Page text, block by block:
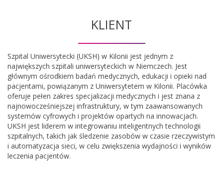
KLIENT
Szpital Uniwersytecki (UKSH) w Kilonii jest jednym z
największych szpitali uniwersyteckich w Niemczech. Jest
głównym ośrodkiem badań medycznych, edukacji i opieki nad
pacjentami, powiązanym z Uniwersytetem w Kilonii. Placówka
oferuje pełen zakres specjalizacji medycznych i jest znana z
najnowocześniejszej infrastruktury, w tym zaawansowanych
systemów cyfrowych i projektów opartych na innowacjach.
UKSH jest liderem w integrowaniu inteligentnych technologii
szpitalnych, takich jak śledzenie zasobów w czasie rzeczywistym
i automatyzacja sieci, w celu zwiększenia wydajności i wyników
leczenia pacjentów.